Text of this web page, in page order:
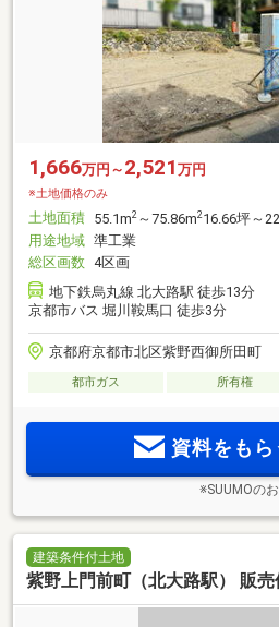
1,666万円～ 2,521 万円
※土地価格のみ
土地面積 55.1m2 ～75.86m2 16.66坪～
用途地域 準工業
総区画数 4区画
地下鉄烏丸線 北大路駅 徒歩13分
京都市バス 堀川鞍馬口 徒歩3分
京都府京都市北区紫野西御所田町
都市ガス 所有権
資料をも
※SUUMOの
建築条件付土地
紫野上門前町（北大路駅） 販